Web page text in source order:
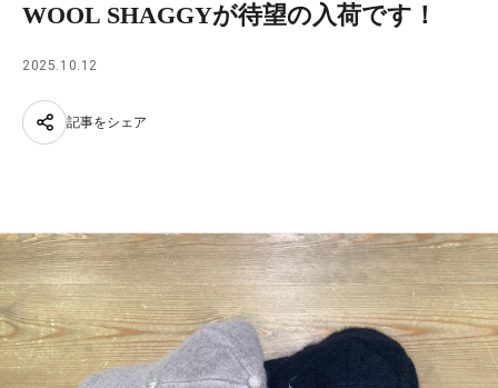
WOOL SHAGGYが待望の入荷です！
2025.10.12
記事をシェア